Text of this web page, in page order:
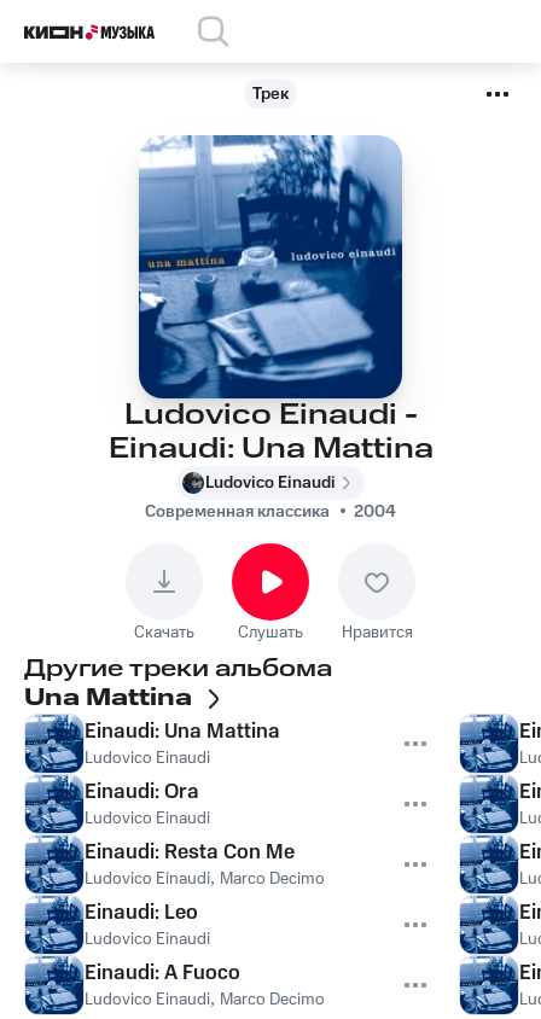
Трек
Ludovico Einaudi -
Einaudi: Una Mattina
Ludovico Einaudi
Современная классика
2004
Скачать Слушать Нравится
Другие треки альбома
Una Mattina
Einaudi: Una Mattina
Ludovico Einaudi
Einaudi: Ora
Ludovico Einaudi
Einaudi: Resta Con Me
Ludovico Einaudi, Marco Decimo
Einaudi: Leo
Ludovico Einaudi
Einaudi: A Fuoco
Ludovico Einaudi, Marco Decimo